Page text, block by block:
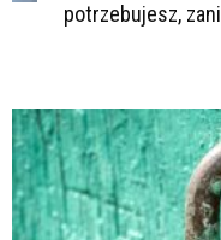
potrzebujesz,